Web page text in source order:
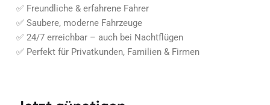
✅ Freundliche & erfahrene Fahrer
✅ Saubere, moderne Fahrzeuge
✅ 24/7 erreichbar – auch bei Nachtflügen
✅ Perfekt für Privatkunden, Familien & Firmen